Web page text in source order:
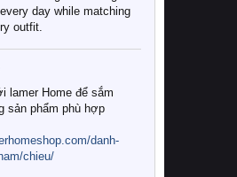
day while matching
outfit.
lamer Home để sắm
sản phẩm phù hợp
danh-
chieu/